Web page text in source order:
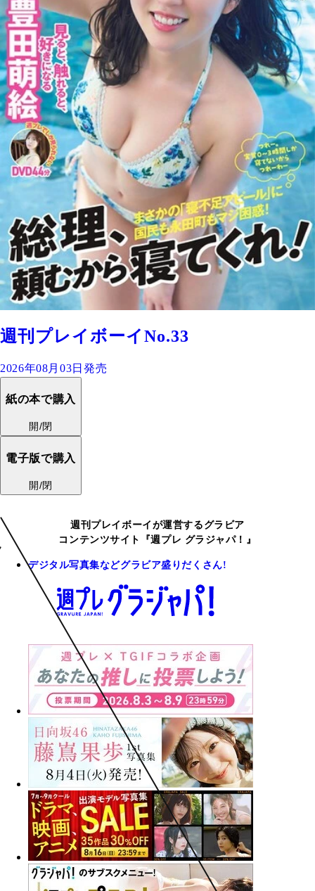
週刊プレイボーイNo.33
2026年08月03日発売
紙の本で購入
開/閉
電子版で購入
開/閉
週刊プレイボーイが運営するグラビア
コンテンツサイト『週プレ グラジャパ！』
デジタル写真集などグラビア盛りだくさん!